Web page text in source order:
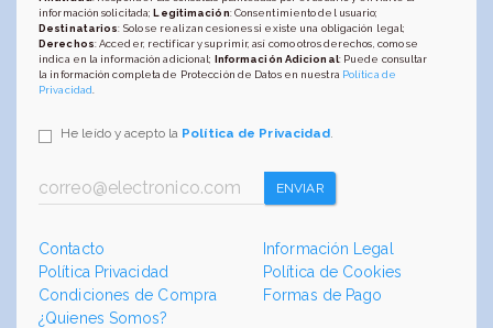
información solicitada;Legitimación: Consentimiento del usuario;
Destinatarios: Solo se realizan cesiones si existe una obligación legal;
Derechos: Acceder, rectificar y suprimir, así como otros derechos, como se
indica en la información adicional; Información Adicional: Puede consultar
la información completa de Protección de Datos en nuestra Política de
Privacidad
He leído y acepto la Política de Privacidad.
ENVIAR
Contacto
Información Legal
Política Privacidad
Política de Cookies
Condiciones de Compra
Formas de Pago
¿Quienes Somos?